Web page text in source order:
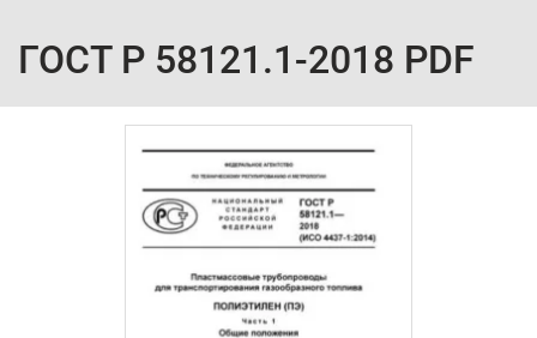
ГОСТ Р 58121.1-2018 PDF